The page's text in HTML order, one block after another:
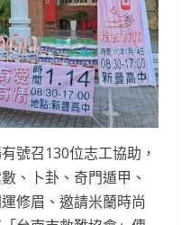
號召130位志工協助，
、卜卦、奇門遁甲、
修眉、邀請米蘭時尚